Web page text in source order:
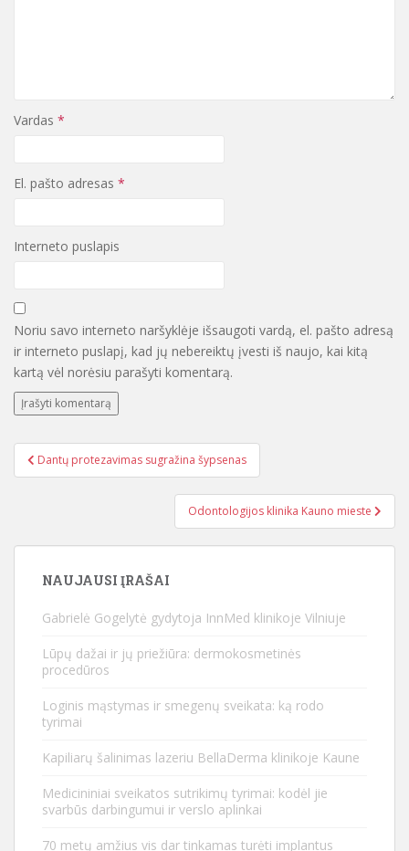
Vardas *
El. pašto adresas *
Interneto puslapis
Noriu savo interneto naršyklėje išsaugoti vardą, el. pašto adresą
ir interneto puslapį, kad jų nebereiktų įvesti iš naujo, kai kitą
kartą vėl norėsiu parašyti komentarą.
Navigacija tarp įrašų
Dantų protezavimas sugražina šypsenas
Odontologijos klinika Kauno mieste
NAUJAUSI ĮRAŠAI
Gabrielė Gogelytė gydytoja InnMed klinikoje Vilniuje
Lūpų dažai ir jų priežiūra: dermokosmetinės
procedūros
Loginis mąstymas ir smegenų sveikata: ką rodo
tyrimai
Kapiliarų šalinimas lazeriu BellaDerma klinikoje Kaune
Medicininiai sveikatos sutrikimų tyrimai: kodėl jie
svarbūs darbingumui ir verslo aplinkai
70 metų amžius vis dar tinkamas turėti implantus